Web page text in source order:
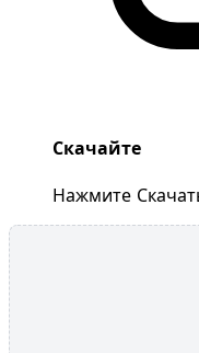
Скачайте
Нажмите